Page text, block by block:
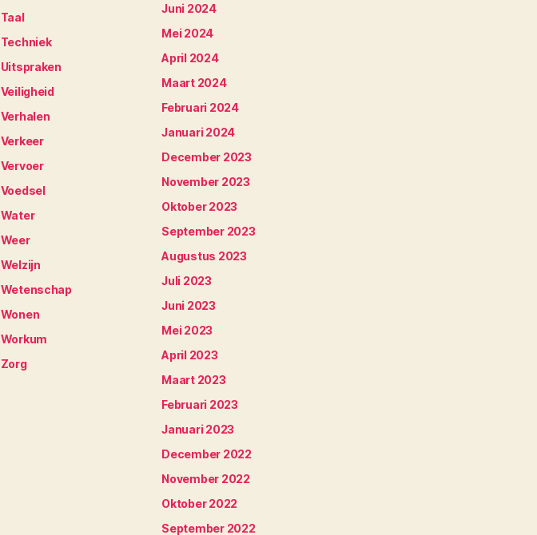
Taal
Techniek
Uitspraken
Veiligheid
Verhalen
Verkeer
Vervoer
Voedsel
Water
Weer
Welzijn
Wetenschap
Wonen
Workum
Zorg
Juni 2024
Mei 2024
April 2024
Maart 2024
Februari 2024
Januari 2024
December 2023
November 2023
Oktober 2023
September 2023
Augustus 2023
Juli 2023
Juni 2023
Mei 2023
April 2023
Maart 2023
Februari 2023
Januari 2023
December 2022
November 2022
Oktober 2022
September 2022